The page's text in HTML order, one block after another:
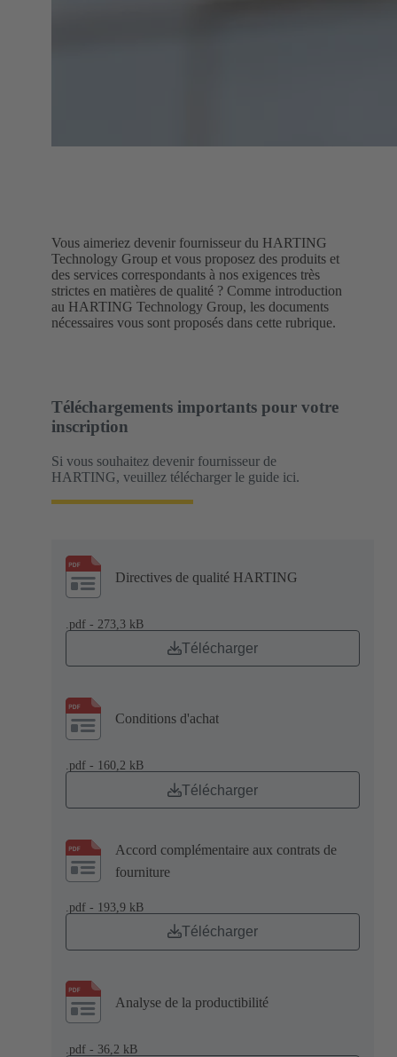
Vous aimeriez devenir fournisseur du HARTING
Technology Group et vous proposez des produits et
des services correspondants à nos exigences très
strictes en matières de qualité ? Comme introduction
au HARTING Technology Group, les documents
nécessaires vous sont proposés dans cette rubrique.
Téléchargements importants pour votre
inscription
Si vous souhaitez devenir fournisseur de
HARTING, veuillez télécharger le guide ici.
Directives de qualité HARTING
.pdf - 273,3 kB
Télécharger
Conditions d'achat
.pdf - 160,2 kB
Télécharger
Accord complémentaire aux contrats de
fourniture
.pdf - 193,9 kB
Télécharger
Analyse de la productibilité
.pdf - 36,2 kB